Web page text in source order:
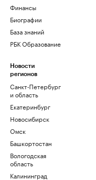
Финансы
Биографии
База знаний
РБК Образование
Новости
регионов
Санкт-Петербург
и область
Екатеринбург
Новосибирск
Омск
Башкортостан
Вологодская
область
Калининград